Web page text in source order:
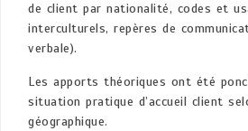
de client par nationalité, codes et
interculturels, repères de
verbale).
Les apports théoriques ont été
situation pratique d’accueil client
géographique.